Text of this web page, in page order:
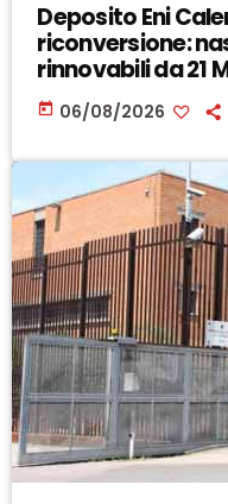
Deposito Eni
riconversione:
rinnovabili da 21
today 06/08/2026